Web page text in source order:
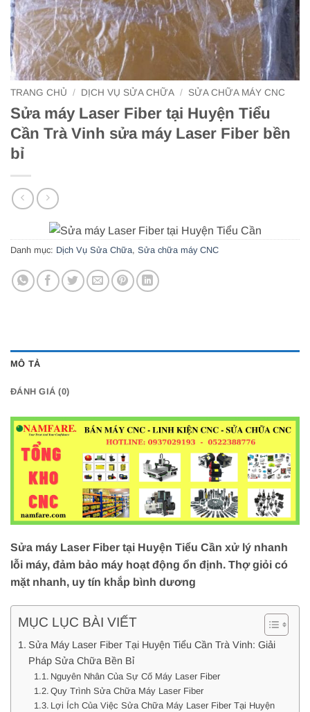
TRANG CHỦ / DỊCH VỤ SỬA CHỮA / SỬA CHỮA MÁY CNC
Sửa máy Laser Fiber tại Huyện Tiểu
Cần Trà Vinh sửa máy Laser Fiber bền
bỉ
Danh mục: Dịch Vụ Sửa Chữa, Sửa chữa máy CNC
MÔ TẢ
ĐÁNH GIÁ (0)
Sửa máy Laser Fiber tại Huyện Tiểu Cần xử lý nhanh
lỗi máy, đảm bảo máy hoạt động ổn định. Thợ giỏi có
mặt nhanh, uy tín khắp bình dương
MỤC LỤC BÀI VIẾT
Sửa Máy Laser Fiber Tại Huyện Tiểu Cần Trà Vinh: Giải
Pháp Sửa Chữa Bền Bỉ
Nguyên Nhân Của Sự Cố Máy Laser Fiber
Quy Trình Sửa Chữa Máy Laser Fiber
Lợi Ích Của Việc Sửa Chữa Máy Laser Fiber Tại Huyện